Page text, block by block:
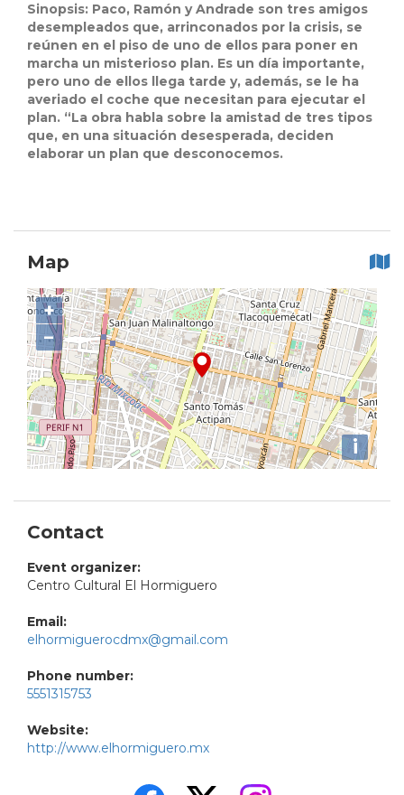
Sinopsis: Paco, Ramón y Andrade son tres amigos
desempleados que, arrinconados por la crisis, se
reúnen en el piso de uno de ellos para poner en
marcha un misterioso plan. Es un día importante,
pero uno de ellos llega tarde y, además, se le ha
averiado el coche que necesitan para ejecutar el
plan. “La obra habla sobre la amistad de tres tipos
que, en una situación desesperada, deciden
elaborar un plan que desconocemos.
Map
+
−
i
Contact
Event organizer:
Centro Cultural El Hormiguero
Email:
elhormiguerocdmx@gmail.com
Phone number:
5551315753
Website:
http://www.elhormiguero.mx